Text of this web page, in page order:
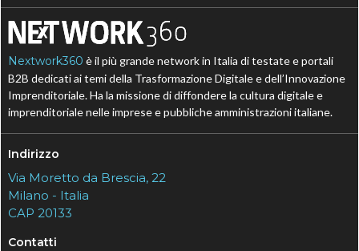
Nextwork360 è il più grande network in Italia di testate e portali
B2B dedicati ai temi della Trasformazione Digitale e dell’Innovazione
Imprenditoriale. Ha la missione di diffondere la cultura digitale e
imprenditoriale nelle imprese e pubbliche amministrazioni italiane.
Indirizzo
Via Moretto da Brescia, 22
Milano - Italia
CAP 20133
Contatti